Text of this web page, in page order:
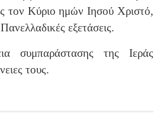
τον Κύριο ημών Ιησού Χριστό,
εξετάσεις.
συμπαράστασης της Ιεράς
τους.